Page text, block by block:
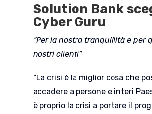
Solution Bank
Cyber Guru
“Per la nostra tranquillità e per
nostri clienti”
“La crisi è la miglior cosa che
accadere a persone e interi
è proprio la crisi a portare il